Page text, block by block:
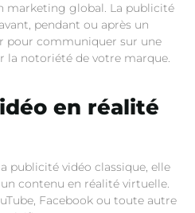
marketing global. La publicité
pendant ou après un
pour communiquer sur une
la notoriété de votre marque.
en réalité
publicité vidéo classique, elle
un contenu en réalité virtuelle.
Facebook ou toute autre